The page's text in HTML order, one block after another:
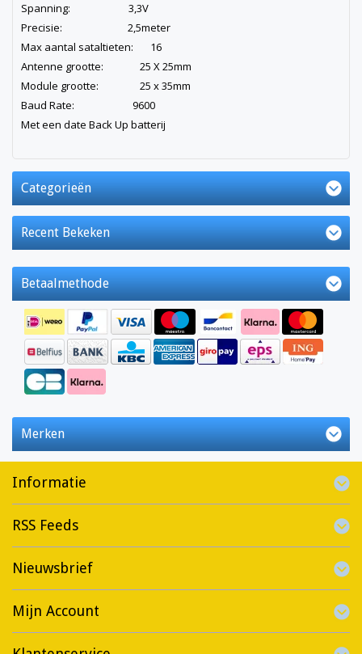
Spanning: 3,3V
Precisie: 2,5meter
Max aantal sataltieten: 16
Antenne grootte: 25 X 25mm
Module grootte: 25 x 35mm
Baud Rate: 9600
Met een date Back Up batterij
Categorieën
Recent Bekeken
Betaalmethode
Merken
Informatie
RSS Feeds
Nieuwsbrief
Mijn Account